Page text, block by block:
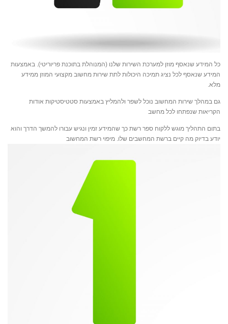
כל המידע שנאסף מוזן למערכת השירות שלנו (המנוהלת בתוכנת פריוריטי). באמצעות
המידע שנאסף לכל נציג תמיכה היכולות לתת שירות מחשוב מקצועי המוזן ממידע
מלא.
גם במהלך שירות המחשוב נוכל לשפר ולהמליץ באמצעות סטטיסטיקות אודות
הקריאות שנפתחו לכל מחשב
בתום התהליך מוגש ללקוח ספר רשת כך שהמידע זמין ונגיש עבורו להמשך הדרך והוא
יודע בדיוק מה קיים ברשת המחשבים שלו. מיפוי רשת המחשוב